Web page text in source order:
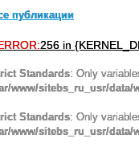
публикации
256 in
Standards: Only
www/sitebs_ru_usr/
Standards: Only
www/sitebs_ru_usr/